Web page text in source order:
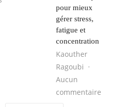
piscine carrelée :
pour mieux
gérer stress,
fatigue et
concentration
Kaouther
Ragoubi
Aucun
commentaire